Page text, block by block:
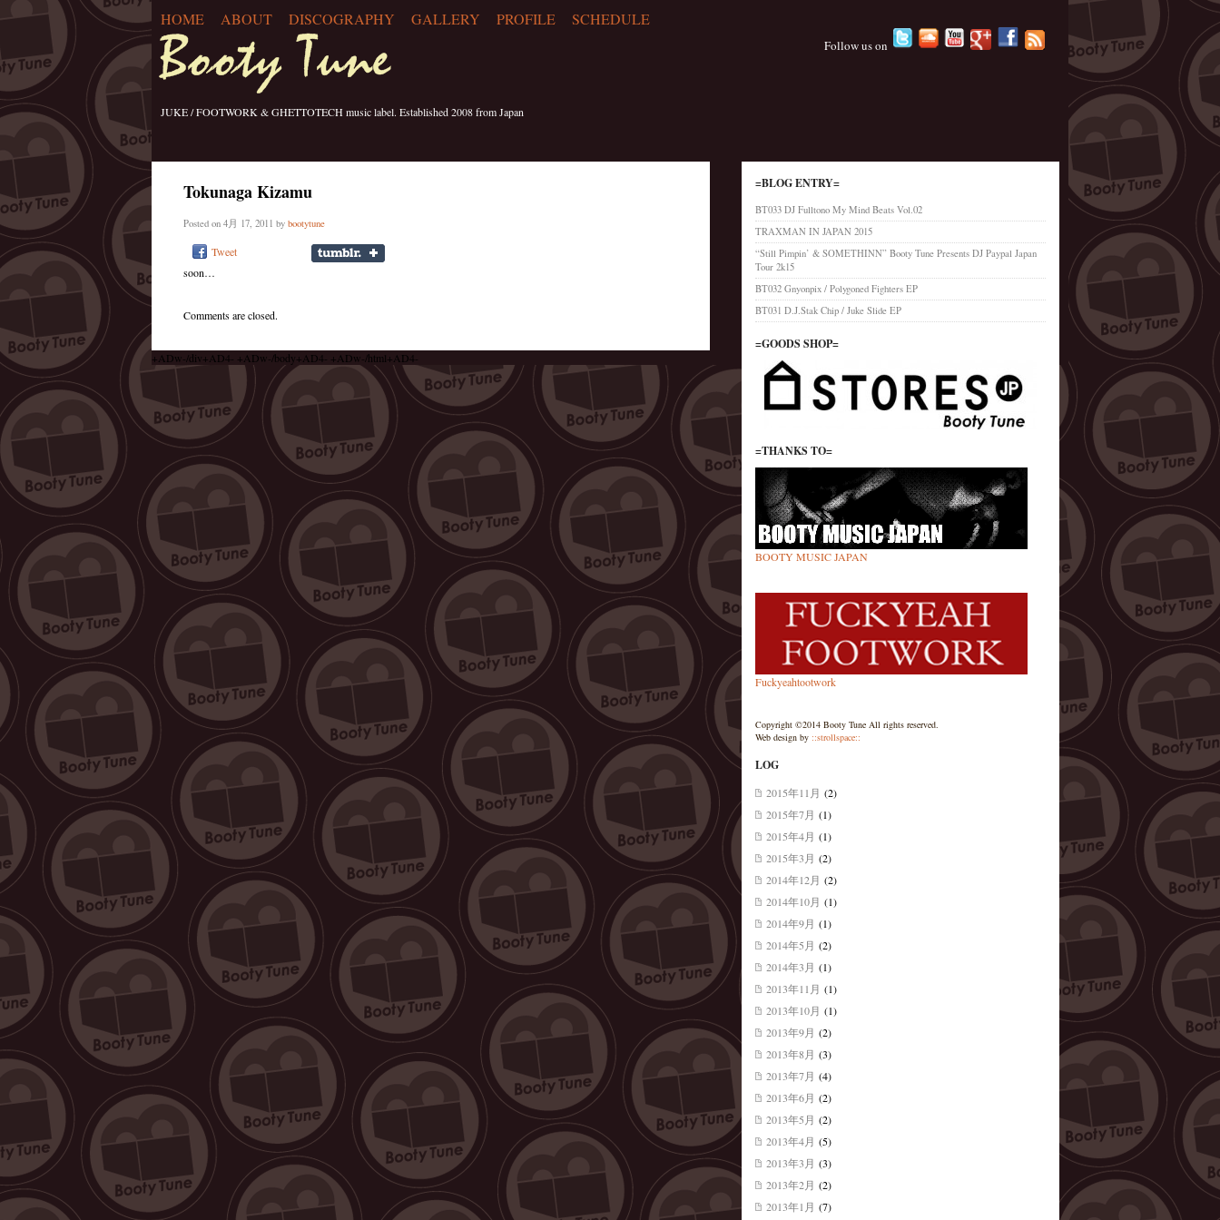
HOME ABOUT DISCOGRAPHY GALLERY PROFILE SCHEDULE
Follow us on
JUKE / FOOTWORK & GHETTOTECH music label. Established 2008 from Japan
Tokunaga Kizamu
Posted on 4月 17, 2011 by bootytune
Tweet
soon…
Comments are closed.
=BLOG ENTRY=
BT033 DJ Fulltono My Mind Beats Vol.02
TRAXMAN IN JAPAN 2015
“Still Pimpin’ & SOMETHINN” Booty Tune Presents DJ Paypal Japan
Tour 2k15
BT032 Gnyonpix / Polygoned Fighters EP
BT031 D.J.Stak Chip / Juke Slide EP
=GOODS SHOP=
=THANKS TO=
BOOTY MUSIC JAPAN
Fuckyeahtootwork
Copyright ©2014 Booty Tune All rights reserved.
Web design by ::strollspace::
LOG
2015年11月 (2)
2015年7月 (1)
2015年4月 (1)
2015年3月 (2)
2014年12月 (2)
2014年10月 (1)
2014年9月 (1)
2014年5月 (2)
2014年3月 (1)
2013年11月 (1)
2013年10月 (1)
2013年9月 (2)
2013年8月 (3)
2013年7月 (4)
2013年6月 (2)
2013年5月 (2)
2013年4月 (5)
2013年3月 (3)
2013年2月 (2)
2013年1月 (7)
+ADw-/div+AD4- +ADw-/body+AD4- +ADw-/html+AD4-